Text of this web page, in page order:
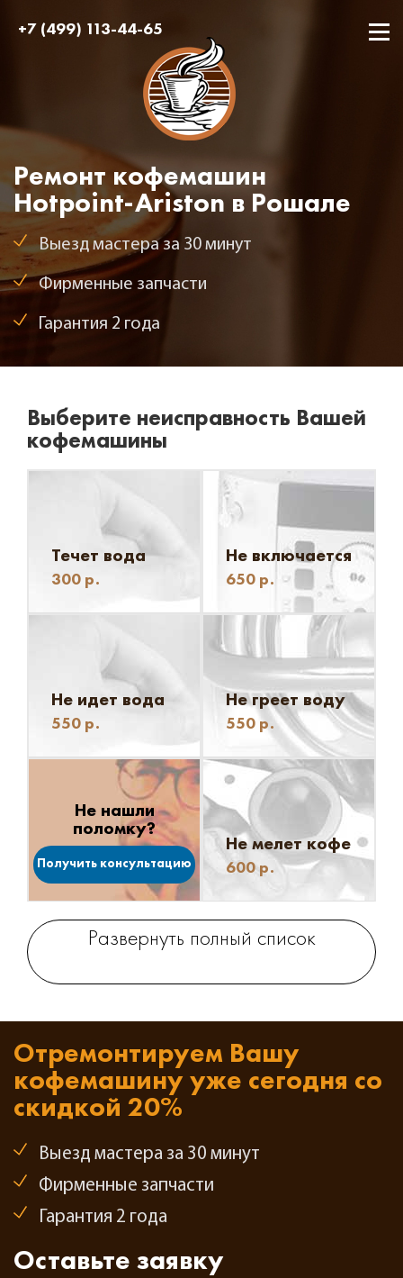
+7 (499) 113-44-65
Ремонт кофемашин
Hotpoint-Ariston в Рошале
Выезд мастера за 30 минут
Фирменные запчасти
Гарантия 2 года
Выберите неисправность Вашей
кофемашины
Течет вода
300 р.
Не включается
650 р.
Не идет вода
550 р.
Не греет воду
550 р.
Не нашли
поломку?
Получить консультацию
Не мелет кофе
600 р.
Развернуть полный список
Отремонтируем Вашу
кофемашинууже сегодня со
скидкой 20%
Выезд мастера за 30 минут
Фирменные запчасти
Гарантия 2 года
Оставьте заявку